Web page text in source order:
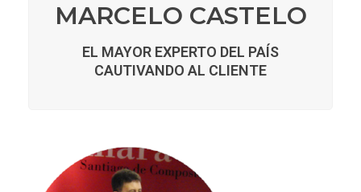
MARCELO CASTELO
EL MAYOR EXPERTO DEL PAÍS
CAUTIVANDO AL CLIENTE